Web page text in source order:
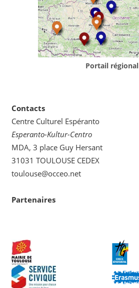
Portail régional
Contacts
Centre Culturel Espéranto
Esperanto-Kultur-Centro
MDA, 3 place Guy Hersant
31031 TOULOUSE CEDEX
toulouse@occeo.net
Partenaires